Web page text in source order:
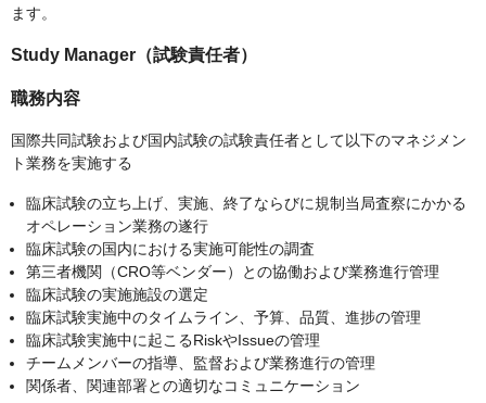
ます。
Study Manager（試験責任者）
職務内容
国際共同試験および国内試験の試験責任者として以下のマネジメン
ト業務を実施する
臨床試験の立ち上げ、実施、終了ならびに規制当局査察にかかる
オペレーション業務の遂行
臨床試験の国内における実施可能性の調査
第三者機関（CRO等ベンダー）との協働および業務進行管理
臨床試験の実施施設の選定
臨床試験実施中のタイムライン、予算、品質、進捗の管理
臨床試験実施中に起こるRiskやIssueの管理
チームメンバーの指導、監督および業務進行の管理
関係者、関連部署との適切なコミュニケーション